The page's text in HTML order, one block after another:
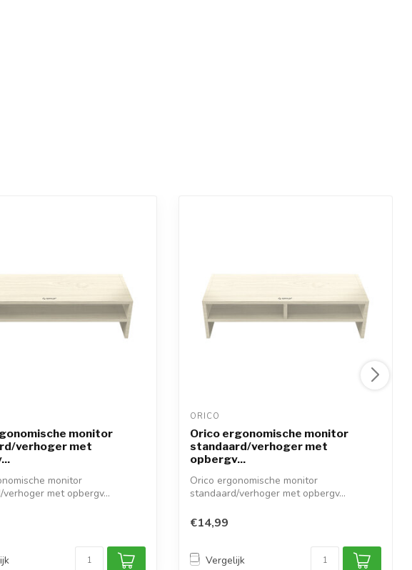
monitor
verhoger met
monitor
met opbergv...
ORICO
Orico ergonomische monitor
standaard/verhoger met
opbergv...
Orico ergonomische monitor
standaard/verhoger met opbergv...
€14,99
Vergelijk